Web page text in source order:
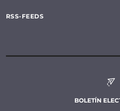
RSS-FEEDS
BOLETÍN